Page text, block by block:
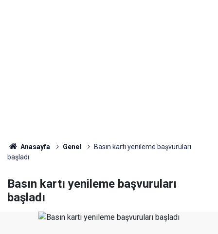
Anasayfa Genel
Basın kartı yenileme başvuruları
başladı
Basın kartı yenileme başvuruları
başladı